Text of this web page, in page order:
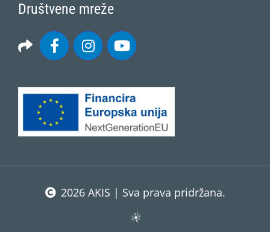
Društvene mreže
2026 AKIS | Sva prava pridržana.